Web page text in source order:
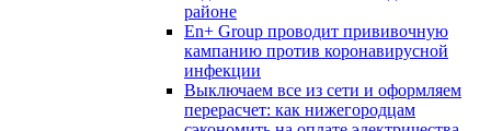
районе
En+ Group проводит прививочную
кампанию против коронавирусной
инфекции
Выключаем все из сети и оформляем
перерасчет: как нижегородцам